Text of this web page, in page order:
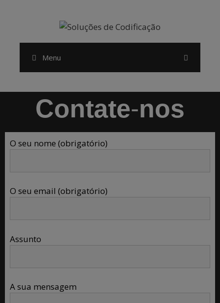
Menu
Contate-nos
O seu nome (obrigatório)
O seu email (obrigatório)
Assunto
A sua mensagem